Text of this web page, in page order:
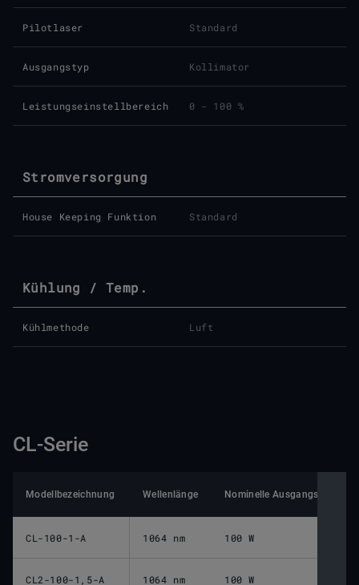
Pilotlaser Standard
Ausgangstyp Kollimator
Leistungseinstellbereich 0 - 100 %
Stromversorgung
House Keeping Funktion Standard
Kühlung / Temp.
Kühlmethode Luft
CL-Serie
Modellbezeichnung Wellenlänge Nominelle Ausgangsleistung
CL-100-1-A 1064 nm 100 W
CL2-100-1,5-A 1064 nm 100 W